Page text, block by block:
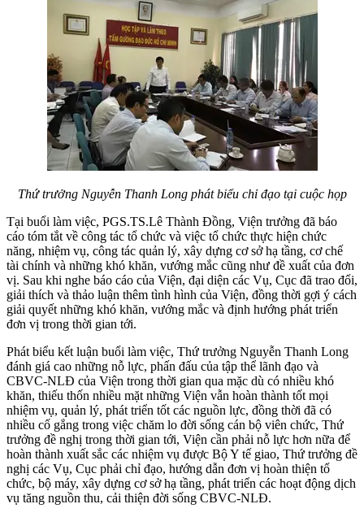
Thứ trưởng Nguyễn Thanh Long phát biểu chỉ đạo tại cuộc họp
Tại buổi làm việc, PGS.TS.Lê Thành Đồng, Viện trưởng đã báo
cáo tóm tắt về công tác tổ chức và việc tổ chức thực hiện chức
năng, nhiệm vụ, công tác quản lý, xây dựng cơ sở hạ tầng, cơ chế
tài chính và những khó khăn, vướng mắc cũng như đề xuất của đơn
vị. Sau khi nghe báo cáo của Viện, đại diện các Vụ, Cục đã trao đổi,
giải thích và thảo luận thêm tình hình của Viện, đồng thời gợi ý cách
giải quyết những khó khăn, vướng mắc và định hướng phát triển
đơn vị trong thời gian tới.
Phát biểu kết luận buổi làm việc, Thứ trưởng Nguyễn Thanh Long
đánh giá cao những nỗ lực, phấn đấu của tập thể lãnh đạo và
CBVC-NLĐ của Viện trong thời gian qua mặc dù có nhiều khó
khăn, thiếu thốn nhiều mặt những Viện vẫn hoàn thành tốt mọi
nhiệm vụ, quản lý, phát triển tốt các nguồn lực, đồng thời đã có
nhiều cố gắng trong việc chăm lo đời sống cán bộ viên chức, Thứ
trưởng đề nghị trong thời gian tới, Viện cần phải nỗ lực hơn nữa để
hoàn thành xuất sắc các nhiệm vụ được Bộ Y tế giao, Thứ trưởng đề
nghị các Vụ, Cục phải chỉ đạo, hướng dẫn đơn vị hoàn thiện tổ
chức, bộ máy, xây dựng cơ sở hạ tầng, phát triển các hoạt động dịch
vụ tăng nguồn thu, cải thiện đời sống CBVC-NLĐ.